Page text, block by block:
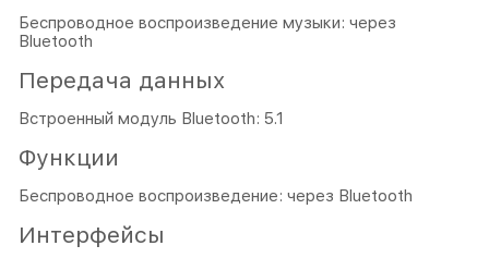
Беспроводное воспроизведение музыки: через
Bluetooth
Передача данных
Встроенный модуль Bluetooth: 5.1
Функции
Беспроводное воспроизведение: через Bluetooth
Интерфейсы